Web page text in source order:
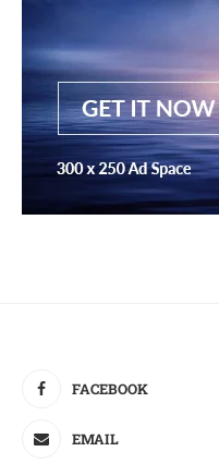
FACEBOOK
EMAIL